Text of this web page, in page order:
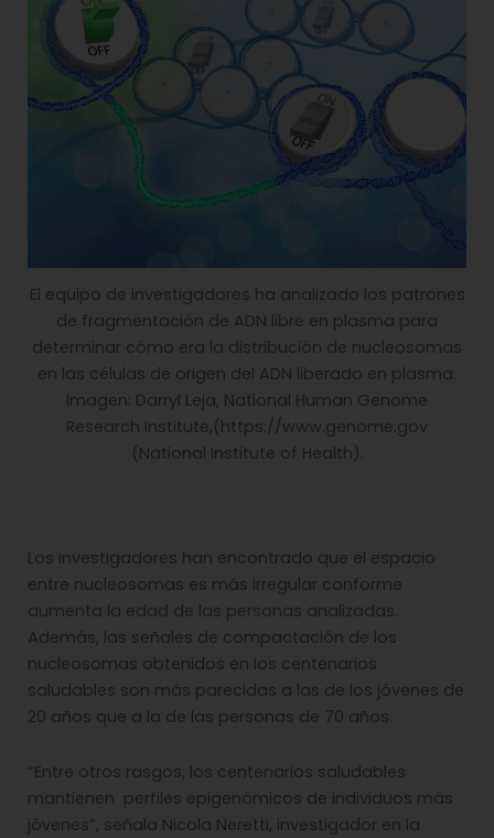
El equipo de investigadores ha analizado los patrones
de fragmentación de ADN libre en plasma para
determinar cómo era la distribución de nucleosomas
en las células de origen del ADN liberado en plasma.
Imagen: Darryl Leja, National Human Genome
Research Institute,(https://www.genome.gov
(National Institute of Health).
Los investigadores han encontrado que el espacio
entre nucleosomas es más irregular conforme
aumenta la edad de las personas analizadas.
Además, las señales de compactación de los
nucleosomas obtenidos en los centenarios
saludables son más parecidas a las de los jóvenes de
20 años que a la de las personas de 70 años.
“Entre otros rasgos, los centenarios saludables
mantienen perfiles epigenómicos de individuos más
jóvenes”, señala Nicola Neretti, investigador en la